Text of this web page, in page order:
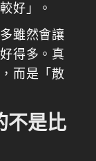
好」。
雖然會讓
得多。真
而是「散
不是比